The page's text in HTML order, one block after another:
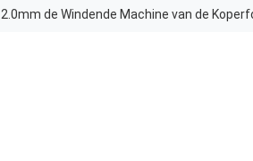
2.0mm de Windende Machine van de